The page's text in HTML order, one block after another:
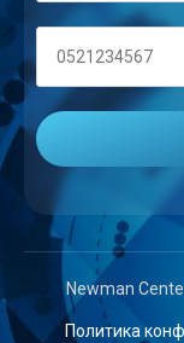
Newman
Политика